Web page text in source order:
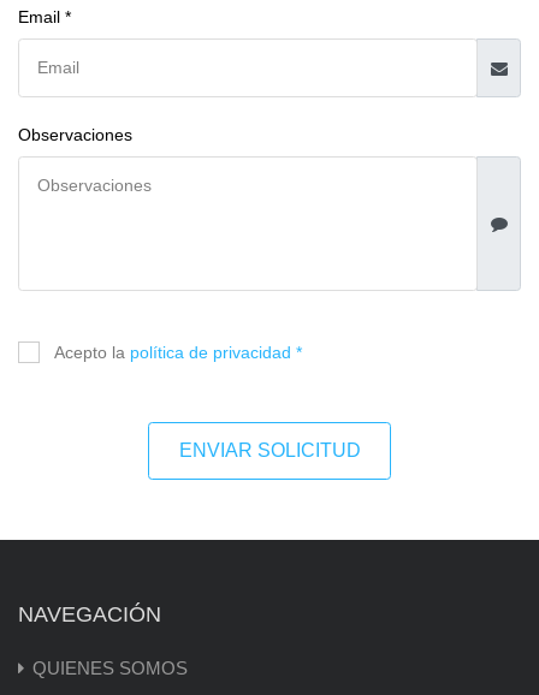
Email *
Observaciones
Acepto la política de privacidad *
ENVIAR SOLICITUD
NAVEGACIÓN
QUIENES SOMOS